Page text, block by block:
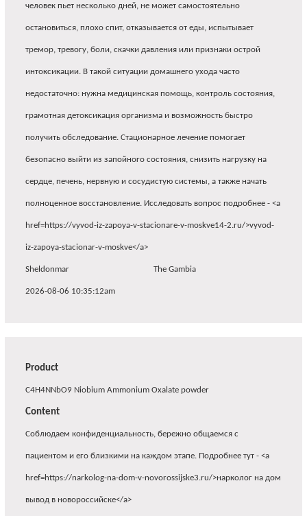
человек пьет несколько дней, не может самостоятельно
остановиться, плохо спит, отказывается от еды, испытывает
тремор, тревогу, боли, скачки давления или признаки острой
интоксикации. В такой ситуации домашнего ухода часто
недостаточно: нужна медицинская помощь, контроль состояния,
грамотная детоксикация организма и возможность быстро
получить обследование. Стационарное лечение помогает
безопасно выйти из запойного состояния, снизить нагрузку на
сердце, печень, нервную и сосудистую системы, а также начать
полноценное восстановление. Исследовать вопрос подробнее - <a
href=https://vyvod-iz-zapoya-v-stacionare-v-moskve14-2.ru/>vyvod-
iz-zapoya-stacionar-v-moskve</a>
Sheldonmar The Gambia
2026-08-06 10:35:12am
Product
C4H4NNbO9 Niobium Ammonium Oxalate powder
Content
Соблюдаем конфиденциальность, бережно общаемся с
пациентом и его близкими на каждом этапе. Подробнее тут - <a
href=https://narkolog-na-dom-v-novorossijske3.ru/>нарколог на дом
вывод в новороссийске</a>